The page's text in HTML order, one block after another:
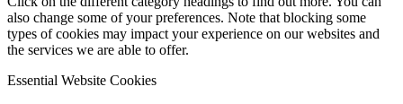
also change some of your preferences. Note that blocking some
types of cookies may impact your experience on our websites and
the services we are able to offer.
Essential Website Cookies